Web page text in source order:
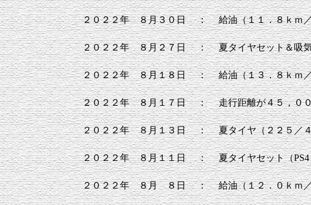
２０２２年 ８月３０日 ： 給油（１１．８ｋｍ
２０２２年 ８月２７日 ： 夏タイヤセット＆吸
２０２２年 ８月１８日 ： 給油（１３．８ｋｍ
２０２２年 ８月１７日 ： 走行距離が４５，０
２０２２年 ８月１３日 ： 夏タイヤ（２２５／
２０２２年 ８月１１日 ： 夏タイヤセット（
２０２２年 ８月 ８日 ： 給油（１２．０ｋｍ